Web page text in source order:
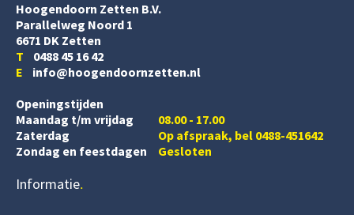
Hoogendoorn Zetten B.V.
Parallelweg Noord 1
6671 DK Zetten
T 0488 45 16 42
E info@hoogendoornzetten.nl
Openingstijden
Maandag t/m vrijdag
08.00 - 17.00
Zaterdag
Op afspraak, bel 0488-451642
Zondag en feestdagen
Gesloten
Informatie